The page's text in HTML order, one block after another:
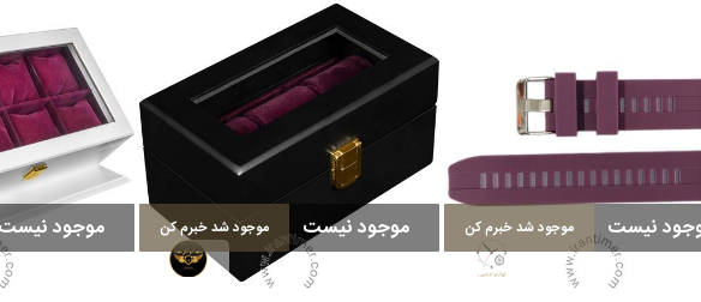
نیست موجود شد خبرم کن موجود نیست موجود شد خبرم کن موجود نیست